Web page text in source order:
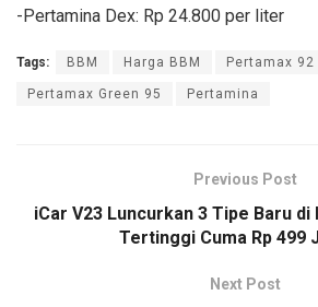
-Pertamina Dex: Rp 24.800 per liter
Tags: BBM Harga BBM Pertamax 92
Pertamax Green 95 Pertamina
Previous Post
iCar V23 Luncurkan 3 Tipe Baru di
Tertinggi Cuma Rp 499
Next Post